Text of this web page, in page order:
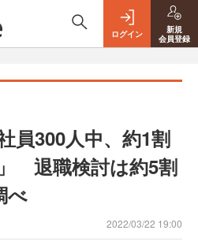
ログイン
新規
会員登録
員300人中、約1割
退職検討は約5割
べ
2022/03/22 19:00